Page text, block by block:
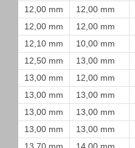
12,00 mm
12,00 mm
12,00 mm
12,00 mm
12,10 mm
10,00 mm
12,50 mm
13,00 mm
13,00 mm
12,00 mm
13,00 mm
13,00 mm
13,00 mm
13,00 mm
13,00 mm
13,00 mm